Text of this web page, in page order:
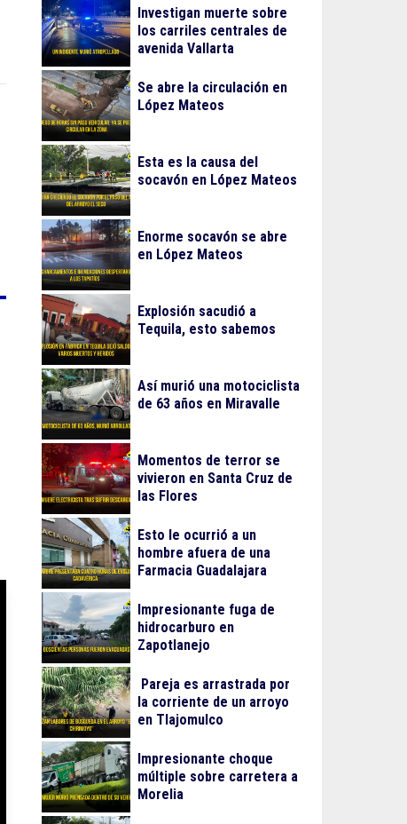
Investigan muerte sobre
los carriles centrales de
avenida Vallarta
Se abre la circulación en
López Mateos
Esta es la causa del
socavón en López Mateos
Enorme socavón se abre
en López Mateos
Explosión sacudió a
Tequila, esto sabemos
Así murió una motociclista
de 63 años en Miravalle
Momentos de terror se
vivieron en Santa Cruz de
las Flores
Esto le ocurrió a un
hombre afuera de una
Farmacia Guadalajara
Impresionante fuga de
hidrocarburo en
Zapotlanejo
Pareja es arrastrada por
la corriente de un arroyo
en Tlajomulco
Impresionante choque
múltiple sobre carretera a
Morelia